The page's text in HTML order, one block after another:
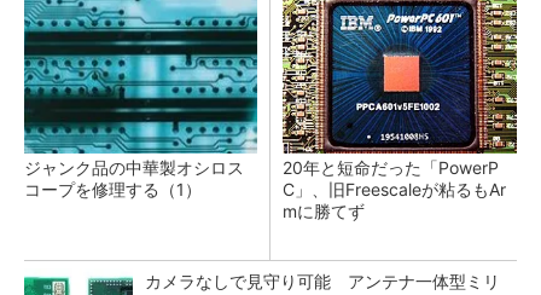
ジャンク品の中華製オシロス
コープを修理する（1）
20年と短命だった「PowerP
C」、旧Freescaleが粘るもAr
mに勝てず
カメラなしで見守り可能 アンテナ一体型ミリ